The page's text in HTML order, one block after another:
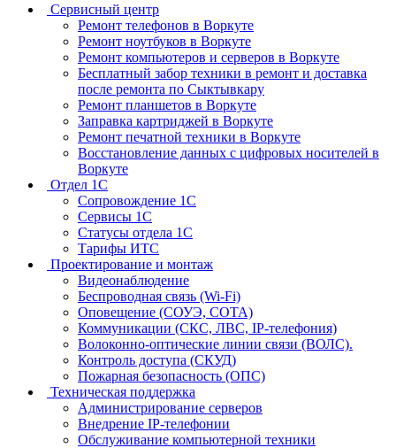
Сервисный центр
Ремонт телефонов в Воркуте
Ремонт ноутбуков в Воркуте
Ремонт компьютеров и серверов в Воркуте
Бесплатный забор техники в ремонт и доставка
после ремонта по Сыктывкару
Ремонт планшетов в Воркуте
Заправка картриджей в Воркуте
Ремонт печатной техники в Воркуте
Восстановление данных с цифровых носителей в
Воркуте
Отдел 1С
Сопровождение 1С
Сервисы 1С
Статусы отдела 1С
Тарифы ИТС
Проектирование и монтаж
Видеонаблюдение
Беспроводная связь (Wi-Fi)
Оповещение (СОУЭ, СОТА)
Коммуникации (СКС, ЛВС, IP-телефония)
Волоконно-оптические линии связи (ВОЛС).
Контроль доступа (СКУД)
Пожарная безопасность (ОПС)
Техническая поддержка
Администрирование серверов
Внедрение IP-телефонии
Обслуживание компьютерной техники